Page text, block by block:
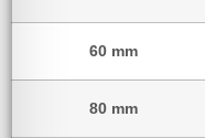
60 mm
80 mm